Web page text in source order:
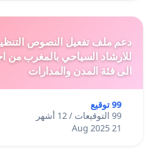
للارشاد السياحي بالمغرب من
الى فئة المدن والمدارات
99 توقيع
99 التوقيعات / 12 أشهر
21 Aug 2025